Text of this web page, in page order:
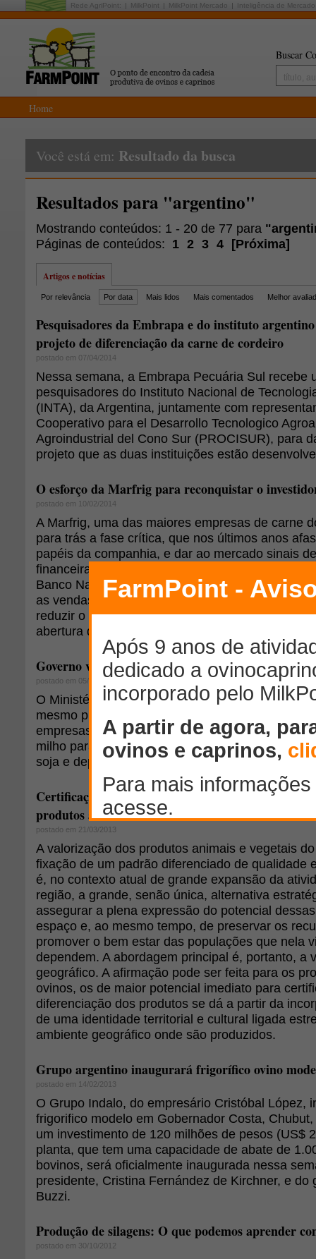
Rede AgriPoint: MilkPoint MilkPoint Mercado Inteligência de Mercado
Buscar
Home
Você está em: Resultado da busca
Resultados para "argentino"
Mostrando conteúdos: 1 - 20 de 77 para
Páginas de conteúdos: 1 2 3 4 [Próxima]
Artigos e notícias
Por relevância Por data Mais lidos Mais comentados Melhor
Pesquisadores da Embrapa e do instituto
projeto de diferenciação da carne de cordeiro
postado em 07/04/2014
Nessa semana, a Embrapa Pecuária Sul recebe
pesquisadores do Instituto Nacional de
(INTA), da Argentina, juntamente com
Cooperativo para el Desarrollo Tecnologico
Agroindustrial del Cono Sur (PROCISUR), para
projeto que as duas instituições estão
O esforço da Marfrig para reconquistar o
postado em 10/02/2014
A Marfrig, uma das maiores empresas de carne
para trás a fase crítica, que nos últimos anos
papéis da companhia, e dar ao mercado sinais
financeira vai bem. Medidas como o
Banco Nacional de Desenvolvimento Econômico
as vendas da Seara e da Zenda foram os
reduzir o gigantesco endividamento que a
abertura de capital, principalmente com o banco
Governo vai trazer milho argentino para o
postado em 05/04/2013
O Ministério da Agricultura conclui que só resta
mesmo promovendo leilões para contratar o
empresas não estariam interessadas nesse
milho para o Nordeste. Isso porque elas estão
soja e depois será a vez do açúcar.
Certificação de origem: uma estratégia de
produtos animais no semiárido
postado em 21/03/2013
A valorização dos produtos animais e vegetais
fixação de um padrão diferenciado de qualidade
é, no contexto atual de grande expansão da
região, a grande, senão única, alternativa
assegurar a plena expressão do potencial
espaço e, ao mesmo tempo, de preservar os
promover o bem estar das populações que nela
dependem. A abordagem principal é, portanto, a
geográfico. A afirmação pode ser feita para os
ovinos, os de maior potencial imediato para
diferenciação dos produtos se dá a partir da
de uma identidade territorial e cultural ligada
ambiente geográfico onde são produzidos.
Grupo argentino inaugurará frigorífico ovino
postado em 14/02/2013
O Grupo Indalo, do empresário Cristóbal López,
frigorifico modelo em Gobernador Costa,
um investimento de 120 milhões de pesos (US$
planta, que tem uma capacidade de abate de
bovinos, será oficialmente inaugurada nessa
presidente, Cristina Fernández de Kirchner, e do
Buzzi.
Produção de silagens: O que podemos aprender
postado em 30/10/2012